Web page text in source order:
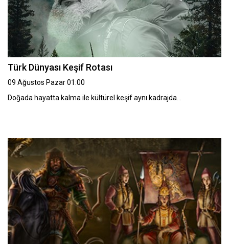
Türk Dünyası Keşif Rotası
09 Ağustos Pazar 01:00
Doğada hayatta kalma ile kültürel keşif aynı kadrajda…